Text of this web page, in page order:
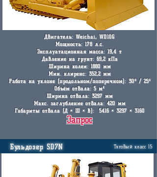
Двигатель: Weichai, WD10G
Мощность: 178 л.с.
Эксплуатационная масса: 19,4 т
Давление на грунт: 69,2 кПа
Ширина колеи: 1880 мм
Мин. клиренс: 352,2 мм
Работа на уклоне (продольном/поперечном): 30º / 25º
Объём отвала: 5 м³
Ширина отвала: 3297 мм
Макс. заглубление отвала: 420 мм
Габариты отвала (Д × Ш × В): 5416 × 3297 × 3160
Запрос
Бульдозер SD7N Тяговый класс 15